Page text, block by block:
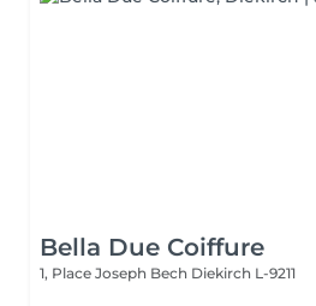
Bella Due Coiffure
1, Place Joseph Bech Diekirch L-9211